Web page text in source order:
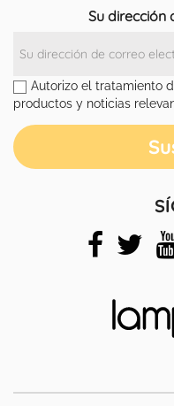
Su dirección
Autorizo el tratamiento
productos y noticias